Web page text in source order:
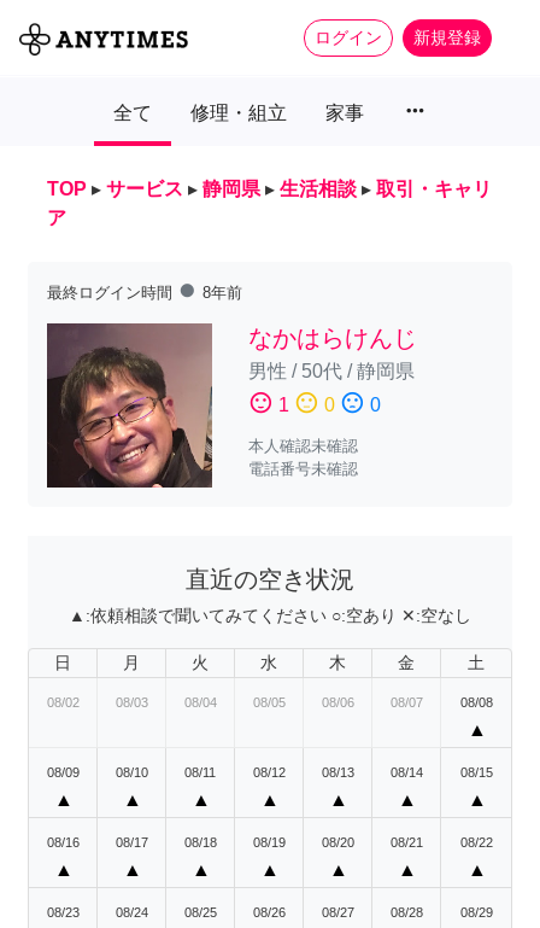
ログイン 新規登録
全て 修理・組立 家事 more_horiz
TOP ▸ サービス ▸ 静岡県 ▸ 生活相談 ▸ 取引・キャリ
ア
最終ログイン時間 fiber_manual_record 8年前
なかはらけんじ
男性 / 50代/静岡県
sentiment_satisfied 1 sentiment_neutral 0 sentiment_dissatisfied 0
本人確認未確認
電話番号未確認
直近の空き状況
▲:依頼相談で聞いてみてください ○:空あり ✕:空なし
日 月 火 水 木 金 土
08/02 08/03 08/04 08/05 08/06 08/07 08/08
▲
08/09
▲
08/10
▲
08/11
▲
08/12
▲
08/13
▲
08/14
▲
08/15
▲
08/16
▲
08/17
▲
08/18
▲
08/19
▲
08/20
▲
08/21
▲
08/22
▲
08/23 08/24 08/25 08/26 08/27 08/28 08/29